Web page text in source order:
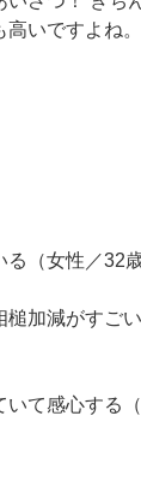
いですよね。
（女性／32
槌加減がすご
いて感心する